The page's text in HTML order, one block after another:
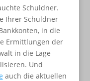
Schuldner.
Ihrer Schuldner
in die
Ermittlungen der
in die Lage
Und
auch die aktuellen